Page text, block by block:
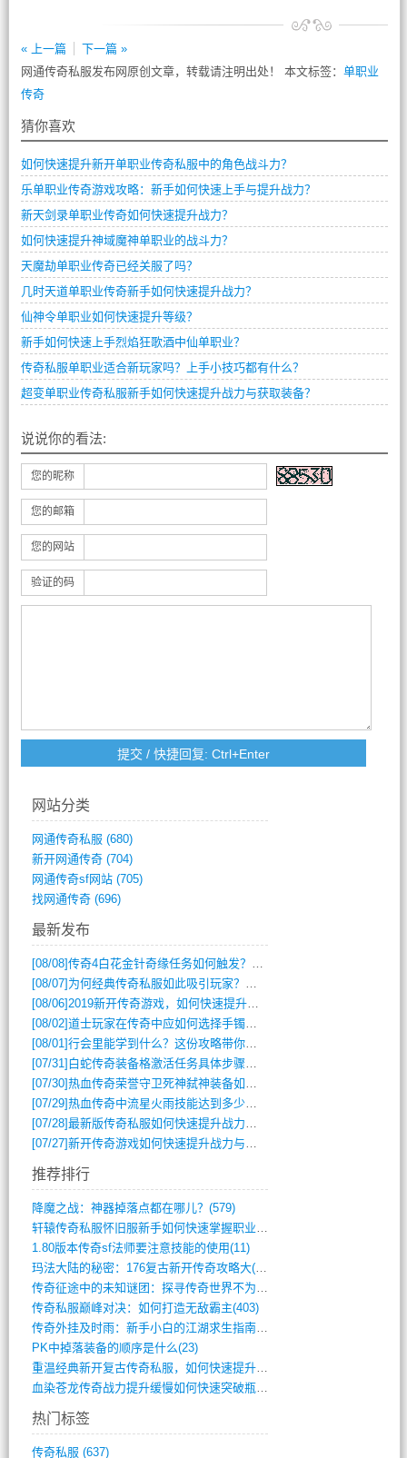
« 上一篇
下一篇 »
网通传奇私服发布网原创文章，转载请注明出处！ 本文标签： 单职业
传奇
猜你喜欢
如何快速提升新开单职业传奇私服中的角色战斗力？
乐单职业传奇游戏攻略：新手如何快速上手与提升战力？
新天剑录单职业传奇如何快速提升战力？
如何快速提升神域魔神单职业的战斗力？
天魔劫单职业传奇已经关服了吗？
几时天道单职业传奇新手如何快速提升战力？
仙神令单职业如何快速提升等级？
新手如何快速上手烈焰狂歌酒中仙单职业？
传奇私服单职业适合新玩家吗？上手小技巧都有什么？
超变单职业传奇私服新手如何快速提升战力与获取装备？
说说你的看法:
您的昵称
您的邮箱
您的网站
验证的码
网站分类
网通传奇私服 (680)
新开网通传奇(704)
网通传奇sf网站(705)
找网通传奇(696)
最新发布
[08/08]传奇4白花金针奇缘任务如何触发？完整攻略解析
[08/07] 为何经典传奇私服如此吸引玩家？深度攻略解析
[08/06]2019新开传奇游戏，如何快速提升角色等级？
[08/02]道士玩家在传奇中应如何选择手镯装备？
[08/01]行会里能学到什么？这份攻略带你全掌握
[07/31] 白蛇传奇装备格激活任务具体步骤是什么？如何完成？
[07/30]热血传奇荣誉守卫死神弑神装备如何获取与佩戴攻略？
[07/29]热血传奇中流星火雨技能达到多少级可以开始练装备？
[07/28]最新版传奇私服如何快速提升战力与获取稀有装备？
[07/27]新开传奇游戏如何快速提升战力与获取稀有装备？
推荐排行
降魔之战：神器掉落点都在哪儿？(579)
轩辕传奇私服怀旧服新手如何快速掌握职业选(993)
1.80版本传奇sf法师要注意技能的使用(11)
玛法大陆的秘密：176复古新开传奇攻略大(486)
传奇征途中的未知谜团：探寻传奇世界不为人(595)
传奇私服巅峰对决：如何打造无敌霸主(403)
传奇外挂及时雨：新手小白的江湖求生指南(802)
PK中掉落装备的顺序是什么(23)
重温经典新开复古传奇私服，如何快速提升等(392)
血染苍龙传奇战力提升缓慢如何快速突破瓶颈(654)
热门标签
传奇私服 (637)